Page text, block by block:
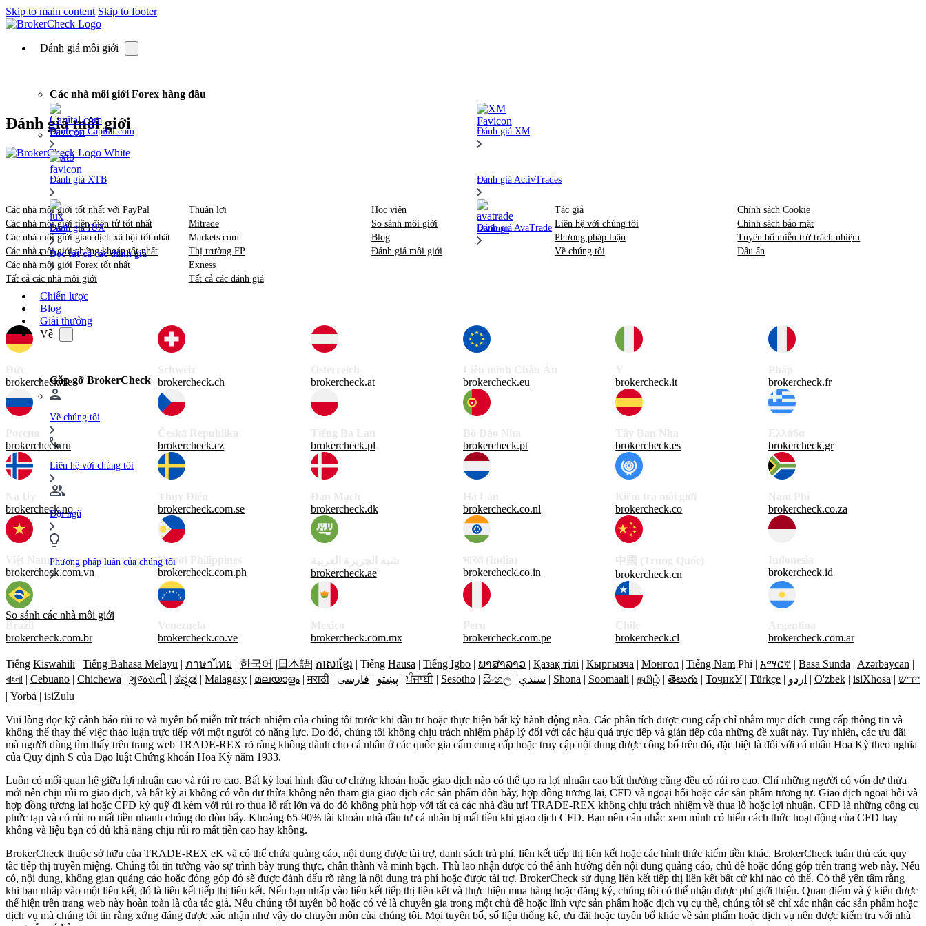
Skip to main content Skip to footer
Đánh giá môi giới
Các nhà môi giới Forex hàng đầu
Đánh giá Capital.com Đánh giá XM
Đánh giá XTB Đánh giá ActivTrades
Đánh giá IUX Đánh giá AvaTrade
Đọc tất cả các đánh giá
Chiến lược
Blog
Giải thưởng
Về
Gặp gỡ BrokerCheck
Về chúng tôi
Liên hệ với chúng tôi
Đội ngũ
Phương pháp luận của chúng tôi
So sánh các nhà môi giới
Đánh giá môi giới
Các nhà môi giới tốt nhất với PayPal
Các nhà môi giới tiền điện tử tốt nhất
Các nhà môi giới giao dịch xã hội tốt nhất
Các nhà môi giới chứng khoán tốt nhất
Các nhà môi giới Forex tốt nhất
Tất cả các nhà môi giới
Thuận lợi
Mitrade
Markets.com
Thị trường FP
Exness
Tất cả các đánh giá
Học viện
So sánh môi giới
Blog
Đánh giá môi giới
Thông tin
Tác giả
Liên hệ với chúng tôi
Phương pháp luận
Về chúng tôi
Chính sách Cookie
Chính sách bảo mật
Tuyên bố miễn trừ trách nhiệm
Dấu ấn
brokercheck.de
brokercheck.ch
brokercheck.at
brokercheck.eu
brokercheck.it
brokercheck.fr
brokercheck.ru
brokercheck.cz
brokercheck.pl
brokercheck.pt
brokercheck.es
brokercheck.gr
brokercheck.no
brokercheck.com.se
brokercheck.dk
brokercheck.co.nl
brokercheck.co
brokercheck.co.za
brokercheck.com.vn
Người Philippines
brokercheck.com.ph
brokercheck.ae
brokercheck.co.in
brokercheck.cn
brokercheck.id
brokercheck.com.br
brokercheck.co.ve
brokercheck.com.mx
brokercheck.com.pe
brokercheck.cl
brokercheck.com.ar
Tiếng Kiswahili | Tiếng Bahasa Melayu | ภาษาไทย | 한국어 | 日本語| ភាសាខ្មែរ | Tiếng Hausa | Tiếng Igbo | ພາສາລາວ | Қазақ тілі | Кыргызча | Монгол | Tiếng Nam Phi | አማርኛ | Basa Sunda | Azərbaycan |
বাংলা | Cebuano | Chichewa | ગુજરાતી | ಕನ್ನಡ | Malagasy | മലയാളം |मराठी | پښتو | فارسی |ਪੰਜਾਬੀ| Sesotho | සිංහල | سنڌي | Shona | Soomaali | தமிழ் | తెలుగు | ТоҷикУ| Türkçe | اردو | O'zbek | isiXhosa | יידיש
| Yorbá | isiZulu
Vui lòng đọc kỹ cảnh báo rủi ro và tuyên bố miễn trừ trách nhiệm của chúng tôi trước khi đầu tư hoặc thực hiện bất kỳ hành động nào. Các phân tích được cung cấp chỉ nhằm mục đích cung cấp thông tin và
không thể thay thế việc thảo luận trực tiếp với một người có năng lực. Do đó, chúng tôi không chịu trách nhiệm pháp lý đối với các hậu quả trực tiếp và gián tiếp của những đề xuất này. Tuy nhiên, các ưu đãi
mà người dùng tìm thấy trên trang web TRADE-REX rõ ràng không dành cho cá nhân ở các quốc gia cấm cung cấp hoặc truy cập nội dung được công bố trên đó, đặc biệt là đối với cá nhân Hoa Kỳ theo nghĩa
của Quy định S của Đạo luật Chứng khoán Hoa Kỳ năm 1933.
Luôn có mối quan hệ giữa lợi nhuận cao và rủi ro cao. Bất kỳ loại hình đầu cơ chứng khoán hoặc giao dịch nào có thể tạo ra lợi nhuận cao bất thường cũng đều có rủi ro cao. Chỉ những người có vốn dư thừa
mới nên chịu rủi ro giao dịch, và bất kỳ ai không có vốn dư thừa không nên tham gia giao dịch các sản phẩm đòn bẩy, hợp đồng tương lai, CFD và ngoại hối hoặc các sản phẩm tương tự. Giao dịch ngoại hối và
hợp đồng tương lai hoặc CFD ký quỹ đi kèm với rủi ro thua lỗ rất lớn và do đó không phù hợp với tất cả các nhà đầu tư! TRADE-REX không chịu trách nhiệm về thua lỗ hoặc lợi nhuận. CFD là những công cụ
phức tạp và có rủi ro mất tiền nhanh chóng do đòn bẩy. Khoảng 65-90% tài khoản nhà đầu tư cá nhân bị mất tiền khi giao dịch CFD. Bạn nên cân nhắc xem mình có hiểu cách thức hoạt động của CFD hay
không và liệu bạn có đủ khả năng chịu rủi ro mất tiền cao hay không.
BrokerCheck thuộc sở hữu của TRADE-REX eK và có thể chứa quảng cáo, nội dung được tài trợ, danh sách trả phí, liên kết tiếp thị liên kết hoặc các hình thức kiếm tiền khác. BrokerCheck tuân thủ các quy
tắc tiếp thị truyền miệng. Chúng tôi tin tưởng vào sự trình bày trung thực, chân thành và minh bạch. Thù lao nhận được có thể ảnh hưởng đến nội dung quảng cáo, chủ đề hoặc đóng góp trên trang web này. Nếu
có, nội dung, không gian quảng cáo hoặc đóng góp đó sẽ được đánh dấu rõ ràng là nội dung trả phí hoặc được tài trợ. BrokerCheck sử dụng liên kết tiếp thị liên kết bất cứ khi nào có thể. Có thể yên tâm rằng
khi bạn nhấp vào một liên kết, đó là liên kết tiếp thị liên kết. Nếu bạn nhấp vào liên kết tiếp thị liên kết và thực hiện mua hàng hoặc đăng ký, chúng tôi có thể nhận được phí giới thiệu. Quan điểm và ý kiến được
thể hiện trên trang web này hoàn toàn là của tác giả. Nếu chúng tôi tuyên bố hoặc có vẻ là chuyên gia trong một chủ đề hoặc lĩnh vực sản phẩm hoặc dịch vụ cụ thể, chúng tôi sẽ chỉ xác nhận các sản phẩm hoặc
dịch vụ mà chúng tôi tin rằng xứng đáng được xác nhận như vậy do chuyên môn của chúng tôi. Mọi tuyên bố, số liệu thống kê, ưu đãi hoặc tuyên bố khác về sản phẩm hoặc dịch vụ nên được kiểm tra với nhà